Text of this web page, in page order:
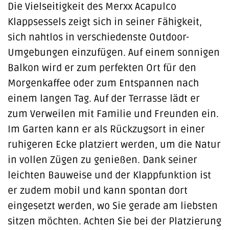
Die Vielseitigkeit des Merxx Acapulco
Klappsessels zeigt sich in seiner Fähigkeit,
sich nahtlos in verschiedenste Outdoor-
Umgebungen einzufügen. Auf einem sonnigen
Balkon wird er zum perfekten Ort für den
Morgenkaffee oder zum Entspannen nach
einem langen Tag. Auf der Terrasse lädt er
zum Verweilen mit Familie und Freunden ein.
Im Garten kann er als Rückzugsort in einer
ruhigeren Ecke platziert werden, um die Natur
in vollen Zügen zu genießen. Dank seiner
leichten Bauweise und der Klappfunktion ist
er zudem mobil und kann spontan dort
eingesetzt werden, wo Sie gerade am liebsten
sitzen möchten. Achten Sie bei der Platzierung